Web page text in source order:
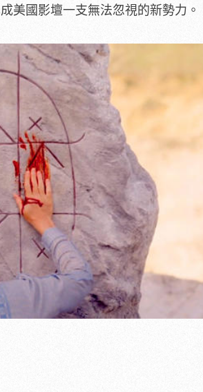
美國影壇一支無法忽視的新勢力。